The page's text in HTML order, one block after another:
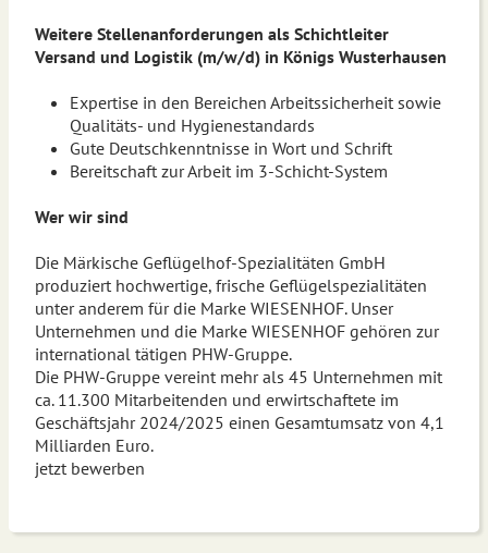
Weitere Stellenanforderungen als Schichtleiter
Versand und Logistik (m/w/d) in Königs Wusterhausen
Expertise in den Bereichen Arbeitssicherheit sowie
Qualitäts- und Hygienestandards
Gute Deutschkenntnisse in Wort und Schrift
Bereitschaft zur Arbeit im 3-Schicht-System
Wer wir sind
Die Märkische Geflügelhof-Spezialitäten GmbH
produziert hochwertige, frische Geflügelspezialitäten
unter anderem für die Marke WIESENHOF. Unser
Unternehmen und die Marke WIESENHOF gehören zur
international tätigen PHW-Gruppe.
Die PHW-Gruppe vereint mehr als 45 Unternehmen mit
ca. 11.300 Mitarbeitenden und erwirtschaftete im
Geschäftsjahr 2024/2025 einen Gesamtumsatz von 4,1
Milliarden Euro.
jetzt bewerben